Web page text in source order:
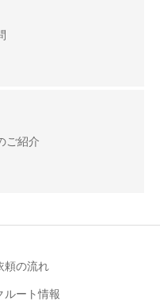
ご紹介
頼の流れ
ルート情報